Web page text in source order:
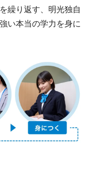
繰り返す、明光独自
い本当の学力を身に